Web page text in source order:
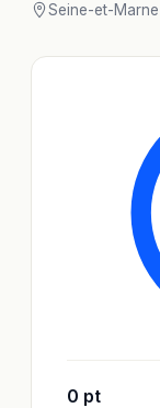
Seine-et-
0 pt